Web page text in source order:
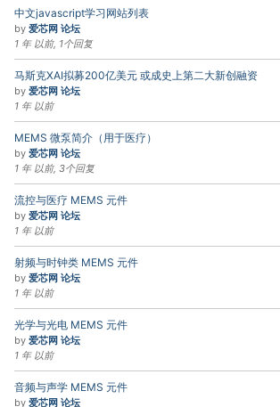
中文javascript学习网站列表
by 爱芯网 论坛
1 年 以前, 1个回复
马斯克XAI拟募200亿美元 或成史上第二大新创融资
by 爱芯网 论坛
1 年 以前
MEMS 微泵简介（用于医疗）
by 爱芯网 论坛
1 年 以前, 3个回复
流控与医疗 MEMS 元件
by 爱芯网 论坛
1 年 以前
射频与时钟类 MEMS 元件
by 爱芯网 论坛
1 年 以前
光学与光电 MEMS 元件
by 爱芯网 论坛
1 年 以前
音频与声学 MEMS 元件
by 爱芯网 论坛